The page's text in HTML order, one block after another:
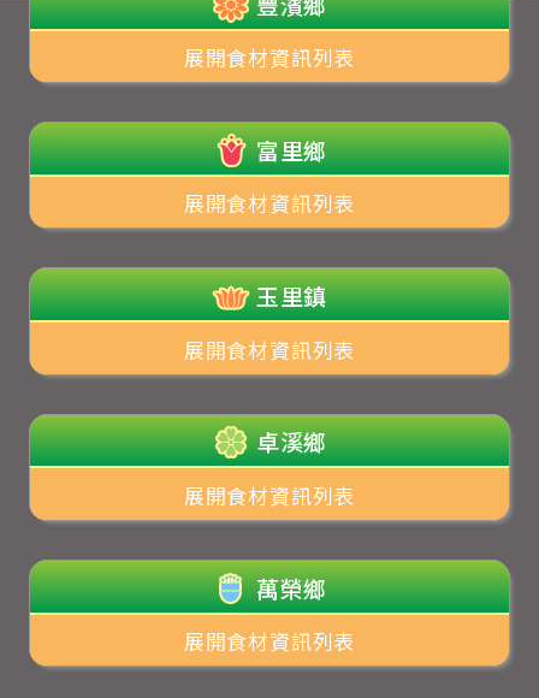
展開食材資訊列表
富里鄉
展開食材資訊列表
玉里鎮
展開食材資訊列表
卓溪鄉
展開食材資訊列表
萬榮鄉
展開食材資訊列表